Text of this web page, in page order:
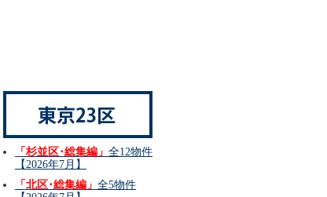
「杉並区･総集編」 全12物件
【2026年7月】
「北区･総集編」 全5物件